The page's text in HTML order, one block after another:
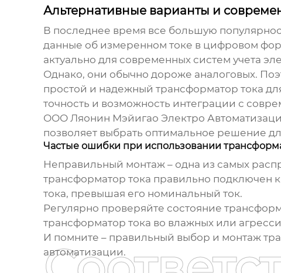
Альтернативные варианты и
В последнее время все большую
данные об измеренном токе в цифровом
актуально для современных систем учета
Однако, они обычно дороже аналоговых.
простой и надежный трансформатор тока
точность и возможность интеграции с
ООО Ляонин Мэйигао Электро
позволяет выбрать оптимальное решение
Частые ошибки при использовании
Неправильный монтаж – одна из самых
трансформатор тока правильно подключен
тока, превышая его номинальный ток.
Регулярно проверяйте состояние
трансформатор тока во влажных или
И помните – правильный выбор и монтаж
автоматизации.